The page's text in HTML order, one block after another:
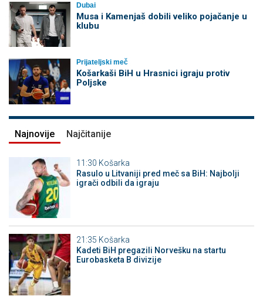
Dubai
Musa i Kamenjaš dobili veliko pojačanje u
klubu
Prijateljski meč
Košarkaši BiH u Hrasnici igraju protiv
Poljske
Najnovije Najčitanije
11:30 Košarka
Rasulo u Litvaniji pred meč sa BiH: Najbolji
igrači odbili da igraju
21:35 Košarka
Kadeti BiH pregazili Norvešku na startu
Eurobasketa B divizije